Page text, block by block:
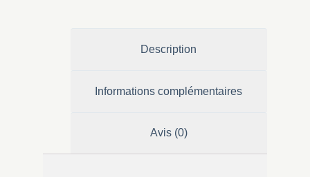
Description
Informations complémentaires
Avis (0)